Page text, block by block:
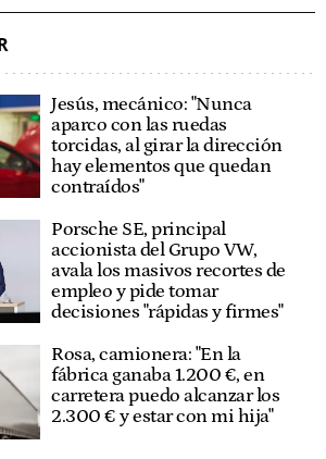
Jesús, mecánico: "Nunca
aparco con las ruedas
torcidas, al girar la dirección
hay elementos que quedan
contraídos"
Porsche SE, principal
accionista del Grupo VW,
avala los masivos recortes de
empleo y pide tomar
decisiones "rápidas y firmes"
Rosa, camionera: "En la
fábrica ganaba 1.200 €, en
carretera puedo alcanzar los
2.300 € y estar con mi hija"